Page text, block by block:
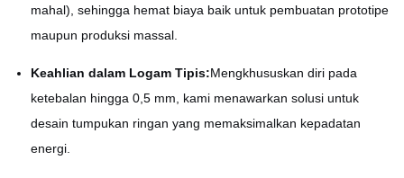
mahal), sehingga hemat biaya baik untuk pembuatan prototipe
maupun produksi massal.
Keahlian dalam Logam Tipis:Mengkhususkan diri pada
ketebalan hingga 0,5 mm, kami menawarkan solusi untuk
desain tumpukan ringan yang memaksimalkan kepadatan
energi.